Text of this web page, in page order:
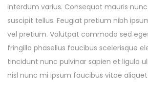
interdum varius. Consequat mauris
suscipit tellus. Feugiat pretium nibh
vel pretium. Volutpat commodo sed
fringilla phasellus faucibus scelerisque
tincidunt nunc pulvinar sapien et ligula
nisl nunc mi ipsum faucibus vitae